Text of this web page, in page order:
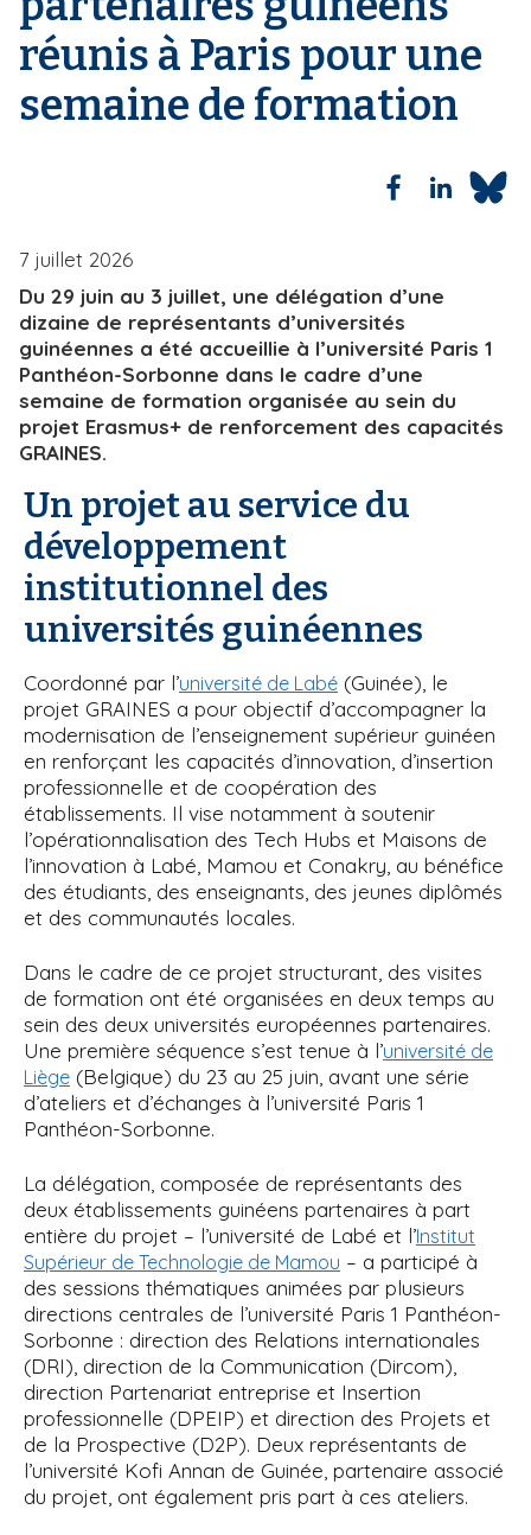
réunis à Paris pour une
semaine de formation
7 juillet 2026
Du 29 juin au 3 juillet, une délégation d’une
dizaine de représentants d’universités
guinéennes a été accueillie à l’université Paris 1
Panthéon-Sorbonne dans le cadre d’une
semaine de formation organisée au sein du
projet Erasmus+ de renforcement des capacités
GRAINES.
Un projet au service du
développement
institutionnel des
universités guinéennes
Coordonné par l’université de Labé (Guinée), le
projet GRAINES a pour objectif d’accompagner la
modernisation de l’enseignement supérieur guinéen
en renforçant les capacités d’innovation, d’insertion
professionnelle et de coopération des
établissements. Il vise notamment à soutenir
l’opérationnalisation des Tech Hubs et Maisons de
l’innovation à Labé, Mamou et Conakry, au bénéfice
des étudiants, des enseignants, des jeunes diplômés
et des communautés locales.
Dans le cadre de ce projet structurant, des visites
de formation ont été organisées en deux temps au
sein des deux universités européennes partenaires.
Une première séquence s’est tenue à l’université de
Liège (Belgique) du 23 au 25 juin, avant une série
d’ateliers et d’échanges à l’université Paris 1
Panthéon-Sorbonne.
La délégation, composée de représentants des
deux établissements guinéens partenaires à part
entière du projet – l’université de Labé et l’Institut
Supérieur de Technologie de Mamou – a participé à
des sessions thématiques animées par plusieurs
directions centrales de l’université Paris 1 Panthéon-
Sorbonne : direction des Relations internationales
(DRI), direction de la Communication (Dircom),
direction Partenariat entreprise et Insertion
professionnelle (DPEIP) et direction des Projets et
de la Prospective (D2P). Deux représentants de
l’université Kofi Annan de Guinée, partenaire associé
du projet, ont également pris part à ces ateliers.